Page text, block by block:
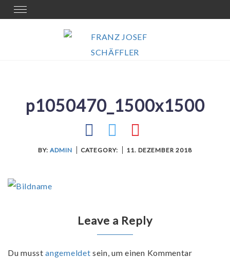
Skip
to
Toggle
navigation
p1050470_1500x1500
BY: ADMIN CATEGORY: 11. DEZEMBER 2018
Leave a Reply
Du musstangemeldet sein, um einen Kommentar